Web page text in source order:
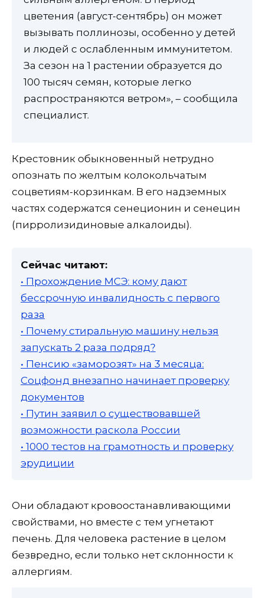
цветения (август-сентябрь) он может
вызывать поллинозы, особенно у детей
и людей с ослабленным иммунитетом.
За сезон на 1 растении образуется до
100 тысяч семян, которые легко
распространяются ветром», – сообщила
специалист.
Крестовник обыкновенный нетрудно
опознать по желтым колокольчатым
соцветиям-корзинкам. В его надземных
частях содержатся сенеционин и сенецин
(пирролизидиновые алкалоиды).
Сейчас читают:
• Прохождение МСЭ: кому дают
бессрочную инвалидность с первого
раза
• Почему стиральную машину нельзя
запускать 2 раза подряд?
• Пенсию «заморозят» на 3 месяца:
Соцфонд внезапно начинает проверку
документов
• Путин заявил о существовавшей
возможности раскола России
• 1000 тестов на грамотность и проверку
эрудиции
Они обладают кровоостанавливающими
свойствами, но вместе с тем угнетают
печень. Для человека растение в целом
безвредно, если только нет склонности к
аллергиям.